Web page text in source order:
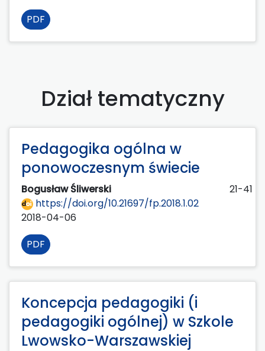
PDF
Dział tematyczny
Pedagogika ogólna w
ponowoczesnym świecie
Bogusław Śliwerski
21-41
https://doi.org/10.21697/fp.2018.1.02
2018-04-06
PDF
Koncepcja pedagogiki (i
pedagogiki ogólnej) w Szkole
Lwowsko-Warszawskiej